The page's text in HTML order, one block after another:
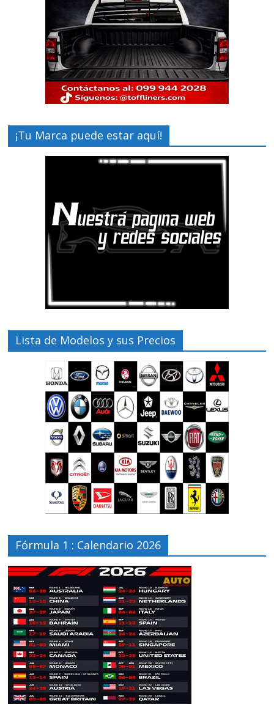
¡Tu Marca puede estar aquí!
Lista de Modelos y sus Precios
Fórmula 1 : Calendario 2026